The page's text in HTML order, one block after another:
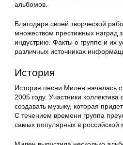
альбомов.
Благодаря своей творческой
множеством престижных наград
индустрию. Факты о группе и их
различных источниках
История
История песни Милен началась
2005 году. Участники
создавать музыку, которая
С течением времени группа
самых популярных в российской